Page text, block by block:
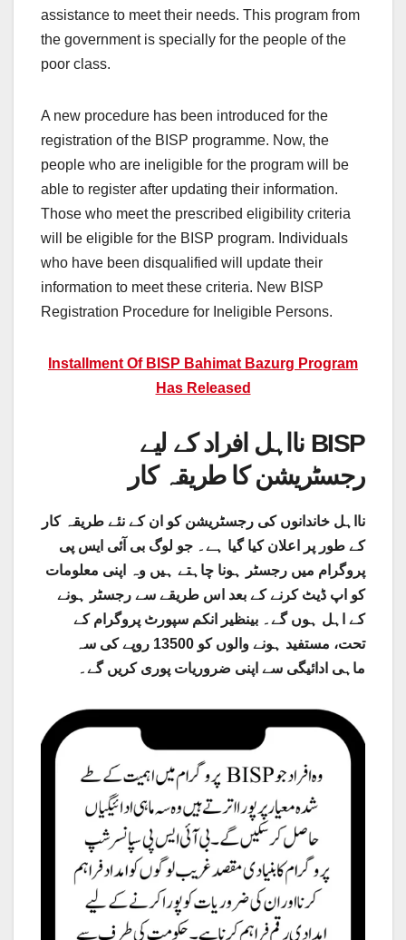
assistance to meet their needs. This program from
the government is specially for the people of the
poor class.
A new procedure has been introduced for the
registration of the BISP programme. Now, the
people who are ineligible for the program will be
able to register after updating their information.
Those who meet the prescribed eligibility criteria
will be eligible for the BISP program. Individuals
who have been disqualified will update their
information to meet these criteria. New BISP
Registration Procedure for Ineligible Persons.
Installment Of BISP Bahimat Bazurg Program
Has Released
نااہل افراد کے لیے BISP
رجسٹریشن کا طریقہ کار
نااہل خاندانوں کی رجسٹریشن کو ان کے نئے طریقہ کار
کے طور پر اعلان کیا گیا ہے۔ جو لوگ بی آئی ایس پی
پروگرام میں رجسٹر ہونا چاہتے ہیں وہ اپنی معلومات
کو اپ ڈیٹ کرنے کے بعد اس طریقے سے رجسٹر ہونے
کے اہل ہوں گے۔ بینظیر انکم سپورٹ پروگرام کے
تحت، مستفید ہونے والوں کو 13500 روپے کی سہ
ماہی ادائیگی سے اپنی ضروریات پوری کریں گے۔